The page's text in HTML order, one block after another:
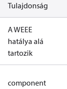
Tulajdonság
A WEEE
hatálya alá
tartozik
component